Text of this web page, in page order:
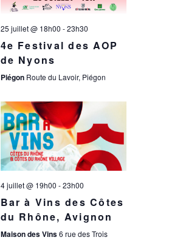
e
e
t
n
a
v
i
v
u
e
s
é
25 juillet @ 18h00 -23h30
4e Festival des AOP
de Nyons
Piégon Route du Lavoir, Piégon
4 juillet @ 19h00 -23h00
Bar à Vins des Côtes
du Rhône, Avignon
Maison des Vins6 rue des Trois